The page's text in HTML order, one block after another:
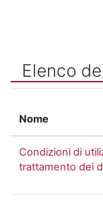
Elenco
Nome
Condizioni di
trattamento dei